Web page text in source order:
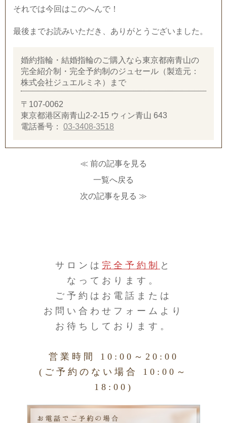
それでは今回はこのへんで！
最後までお読みいただき、ありがとうございました。
婚約指輪・結婚指輪のご購入なら東京都南青山の
完全紹介制・完全予約制のジュセール（製造元：
株式会社ジュエルミネ）まで
〒107-0062
東京都港区南青山2-2-15 ウィン青山 643
電話番号： 03-3408-3518
≪ 前の記事を見る
一覧へ戻る
次の記事を見る ≫
サロンは 完全予約制
と
なっております。
ご予約はお電話または
お問い合わせフォームより
お待ちしております。
営業時間 10:00～20:00
(ご予約のない場合 10:00～
18:00)